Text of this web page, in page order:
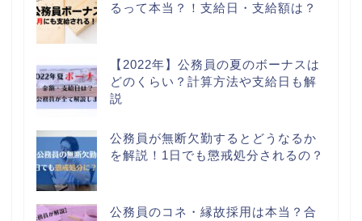
るって本当？！支給日・支給額は？
【2022年】公務員の夏のボーナスは
どのくらい？計算方法や支給日も解
説
公務員が無断欠勤するとどうなるか
を解説！1日でも懲戒処分されるの？
公務員のコネ・縁故採用は本当？合